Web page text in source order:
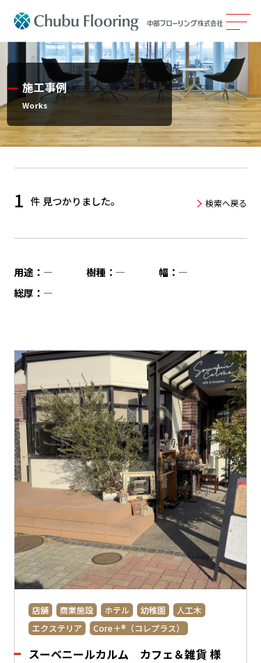
製品情報
カタログ
施工事例
サステナビリティ
お問い合わせ
製品検索
施工事例
Works
1 件 見つかりました。 検索へ戻る
用途： ― 樹種： ― 幅： ―
総厚： ―
店舗 商業施設 ホテル 幼稚園
人工木
エクステリア
Core＋®（コレプラス）
スーベニールカルム カフェ＆雑貨 様